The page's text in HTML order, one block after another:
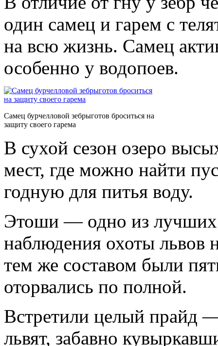
один самец и гарем с
на всю жизнь. Самец
особенно у водопоев.
Самец бурчелловой зебрыготов броситься на
защиту своего гарема
В сухой сезон озеро
мест, где можно найти
годную для питья воду.
Этоши — одно из лучших
наблюдения охоты львов
тем же составом были
оторвались по полной.
Встретили целый прайд
львят, забавно